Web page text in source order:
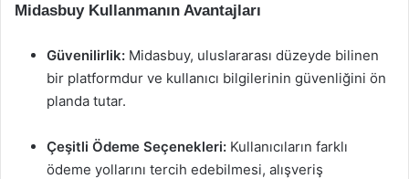
Midasbuy Kullanmanın Avantajları
Güvenilirlik: Midasbuy, uluslararası düzeyde bilinen
bir platformdur ve kullanıcı bilgilerinin güvenliğini ön
planda tutar.
Çeşitli Ödeme Seçenekleri: Kullanıcıların farklı
ödeme yollarını tercih edebilmesi, alışveriş